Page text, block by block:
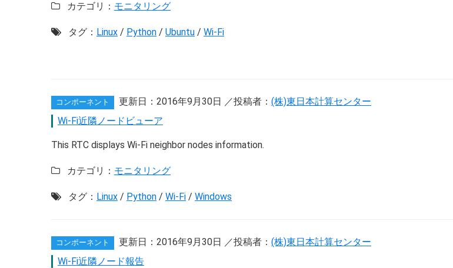
カテゴリ： モニタリング
タグ： Linux / Python / Ubuntu / Wi-Fi
コンポーネント 更新日： 2016年9月30日 ／投稿者： (株)東日本計算センター
Wi-Fi近隣ノードビューア
This RTC displays Wi-Fi neighbor nodes information.
カテゴリ： モニタリング
タグ： Linux / Python / Wi-Fi / Windows
コンポーネント 更新日： 2016年9月30日 ／投稿者： (株)東日本計算センター
Wi-Fi近隣ノード報告